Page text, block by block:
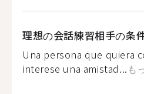
理想の会話練習相手の条
Una persona que quiera
interese una amistad... も